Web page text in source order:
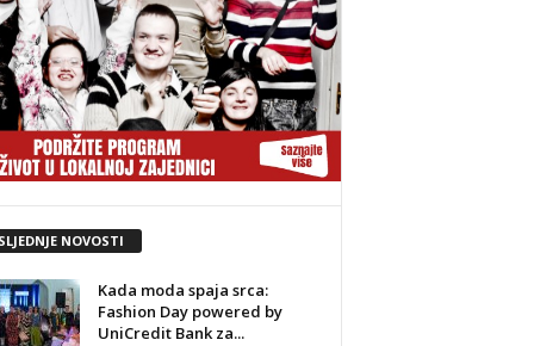
NOVOSTI
Kada moda spaja srca:
Fashion Day powered by
UniCredit Bank za...